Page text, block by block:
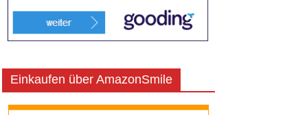
Einkaufen über AmazonSmile